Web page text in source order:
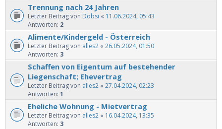
Trennung nach 24 Jahren
Letzter Beitrag von Dobsi « 11.06.2024, 05:43
Antworten: 2
Alimente/Kindergeld - Österreich
Letzter Beitrag von alles2 « 26.05.2024, 01:50
Antworten: 3
Schaffen von Eigentum auf bestehender
Liegenschaft; Ehevertrag
Letzter Beitrag von alles2 « 27.04.2024, 02:23
Antworten: 1
Eheliche Wohnung - Mietvertrag
Letzter Beitrag von alles2 « 16.04.2024, 13:35
Antworten: 3